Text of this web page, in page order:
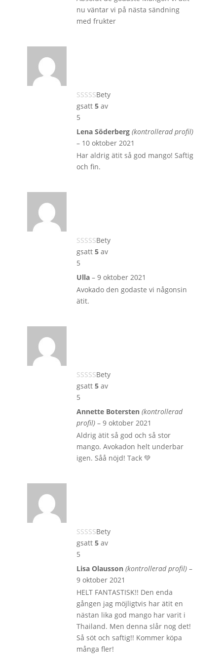
nu väntar vi på nästa sändning
med frukter
Bety
gsatt 5av
5
Lena Söderberg (kontrollerad profil)
– 10 oktober 2021
Har aldrig ätit så god mango! Saftig
och fin.
Bety
gsatt 5av
5
Ulla – 9 oktober 2021
Avokado den godaste vi någonsin
ätit.
Bety
gsatt 5av
5
Annette Botersten (kontrollerad
profil) – 9 oktober 2021
Aldrig ätit så god och så stor
mango. Avokadon helt underbar
igen. Såå nöjd! Tack 💚
Bety
gsatt 5av
5
Lisa Olausson (kontrollerad profil) –
9 oktober 2021
HELT FANTASTISK!! Den enda
gången jag möjligtvis har ätit en
nästan lika god mango har varit i
Thailand. Men denna slår nog det!
Så söt och saftig!! Kommer köpa
många fler!